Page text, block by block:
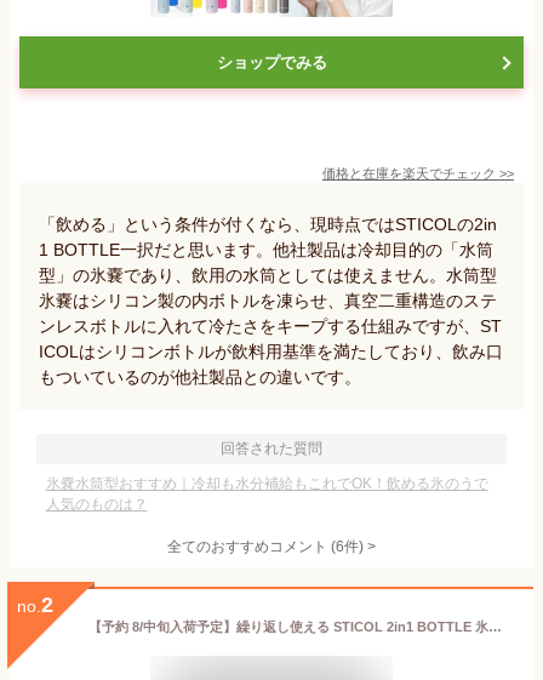
ショップでみる
価格と在庫を楽天でチェック >>
「飲める」という条件が付くなら、現時点ではSTICOLの2in
1 BOTTLE一択だと思います。他社製品は冷却目的の「水筒
型」の氷嚢であり、飲用の水筒としては使えません。水筒型
氷嚢はシリコン製の内ボトルを凍らせ、真空二重構造のステ
ンレスボトルに入れて冷たさをキープする仕組みですが、ST
ICOLはシリコンボトルが飲料用基準を満たしており、飲み口
もついているのが他社製品との違いです。
回答された質問
氷嚢水筒型おすすめ｜冷却も水分補給もこれでOK！飲める氷のうで
人気のものは？
全てのおすすめコメント (6件) >
no. 2
【予約 8/中旬入荷予定】繰り返し使える STICOL 2in1 BOTTLE 氷のう 氷嚢 魔法瓶 水筒 水筒型 送料無料 (北海道・沖縄は対象外) 熱中症対策 テレビで紹介 アウトドア クールアイテム 冷却スティック 保冷剤